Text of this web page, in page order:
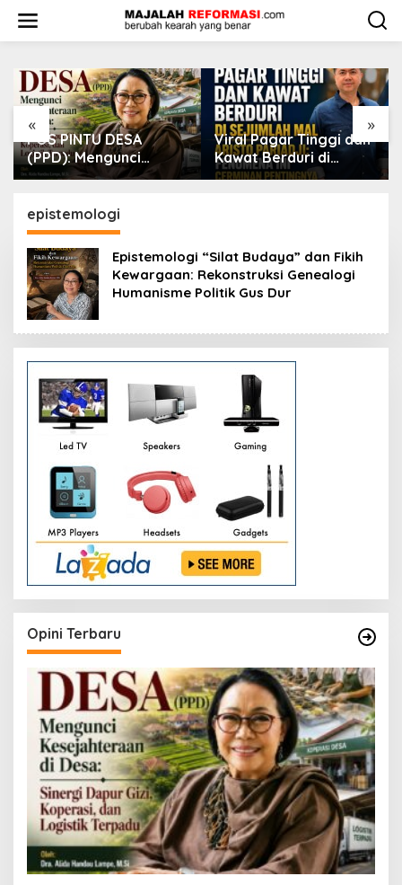
w
« »
Viral Pagar Tinggi dan
Kawat Berduri di
Sejumlah Mal, Aristo
Cerminan Pentingnya
Membangun
Kepercayaan Sosial
​Krisis Meritokrasi dan
Alarm Kepuasan Publik
epistemologi
​Epistemologi “Silat Budaya” dan Fikih
Kewargaan: Rekonstruksi Genealogi
Humanisme Politik Gus Dur
Opini Terbaru